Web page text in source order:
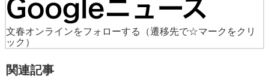
文春オンラインをフォローする
（遷移先で☆マークをクリ
ック）
関連記事